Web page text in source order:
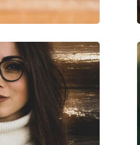
Boss 1211 DOH 19